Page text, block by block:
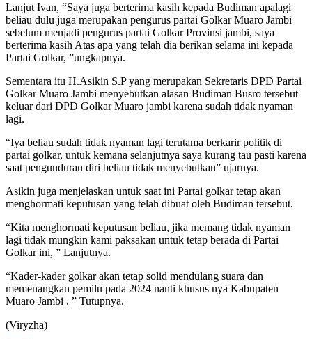
Lanjut Ivan, “Saya juga berterima kasih kepada Budiman apalagi
beliau dulu juga merupakan pengurus partai Golkar Muaro Jambi
sebelum menjadi pengurus partai Golkar Provinsi jambi, saya
berterima kasih Atas apa yang telah dia berikan selama ini kepada
Partai Golkar, ”ungkapnya.
Sementara itu H.Asikin S.P yang merupakan Sekretaris DPD Partai
Golkar Muaro Jambi menyebutkan alasan Budiman Busro tersebut
keluar dari DPD Golkar Muaro jambi karena sudah tidak nyaman
lagi.
“Iya beliau sudah tidak nyaman lagi terutama berkarir politik di
partai golkar, untuk kemana selanjutnya saya kurang tau pasti karena
saat pengunduran diri beliau tidak menyebutkan” ujarnya.
Asikin juga menjelaskan untuk saat ini Partai golkar tetap akan
menghormati keputusan yang telah dibuat oleh Budiman tersebut.
“Kita menghormati keputusan beliau, jika memang tidak nyaman
lagi tidak mungkin kami paksakan untuk tetap berada di Partai
Golkar ini, ” Lanjutnya.
“Kader-kader golkar akan tetap solid mendulang suara dan
memenangkan pemilu pada 2024 nanti khusus nya Kabupaten
Muaro Jambi , ” Tutupnya.
(Viryzha)